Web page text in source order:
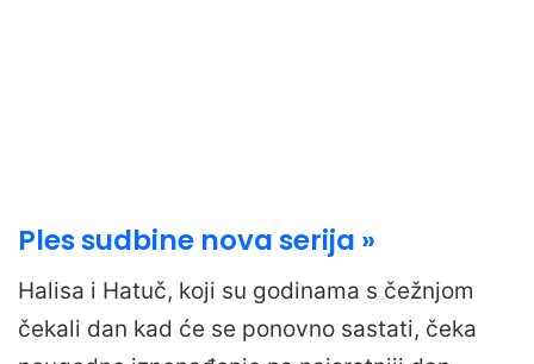
Ples sudbine nova serija »
Halisa i Hatuč, koji su godinama s čežnjom
čekali dan kad će se ponovno sastati, čeka